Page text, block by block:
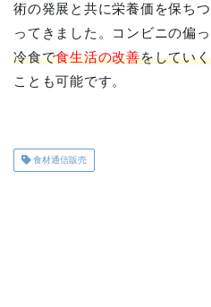
術の発展と共に栄養価を保ち
ってきました。コンビニの偏
冷食で食生活の改善をしていく
ことも可能です。
食材通信販売